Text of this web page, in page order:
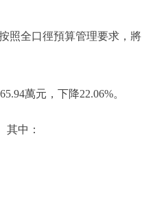
照全口徑預算管理要求，將
萬元，下降22.06%。
中：